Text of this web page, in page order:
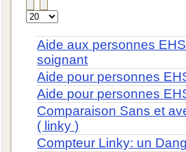
Affichage
#
Aide aux personnes
soignant
Aide pour personnes
Aide pour personnes
Comparaison Sans et
( linky )
Compteur Linky: un